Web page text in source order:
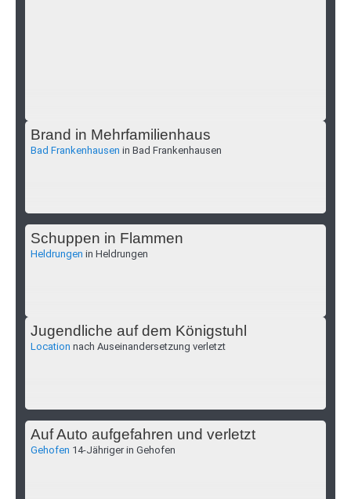
Brand in Mehrfamilienhaus
Bad Frankenhausen in Bad Frankenhausen
Schuppen in Flammen
Heldrungen in Heldrungen
Jugendliche auf dem Königstuhl
Location nach Auseinandersetzung verletzt
Auf Auto aufgefahren und verletzt
Gehofen 14-Jähriger in Gehofen